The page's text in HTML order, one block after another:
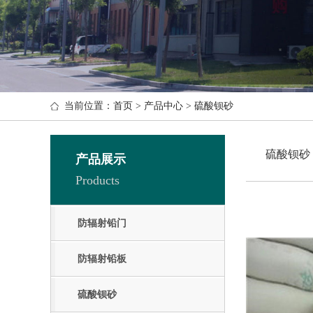
当前位置： 首页 > 产品中心 > 硫酸钡砂
产品展示
Products
防辐射铅门
防辐射铅板
硫酸钡砂
硫酸钡砂